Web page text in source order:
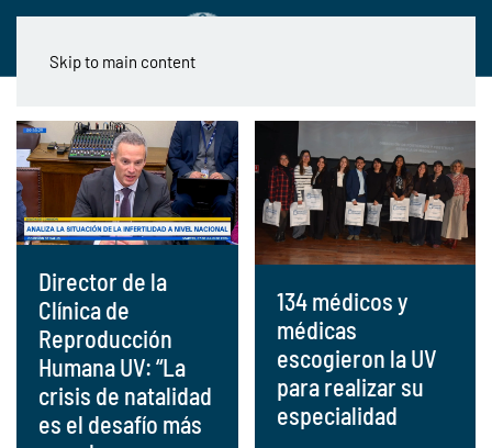
Skip to main content
Director de la
Clínica de
Reproducción
Humana UV: “La
crisis de natalidad
es el desafío más
134 médicos y
médicas
escogieron la UV
para realizar su
especialidad